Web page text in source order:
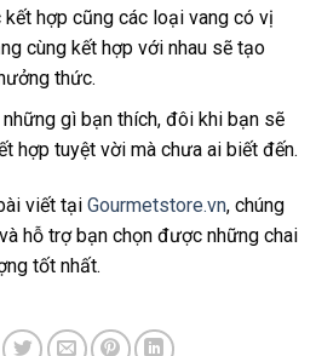
hợp cũng các loại vang có vị
cùng kết hợp với nhau sẽ tạo
thức.
gì bạn thích, đôi khi bạn sẽ
hợp tuyệt vời mà chưa ai biết đến.
viết tại Gourmetstore.vn, chúng
hỗ trợ bạn chọn được những chai
tốt nhất.